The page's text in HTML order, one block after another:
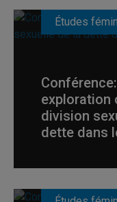
Études
exploration
division
dette dans